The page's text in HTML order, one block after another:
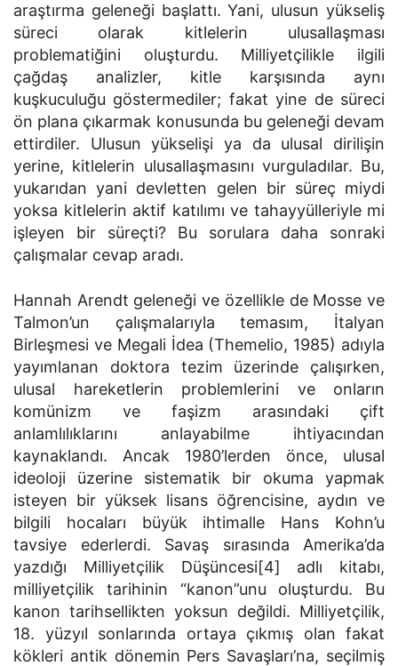
araştırma geleneği başlattı. Yani, ulusun yükseliş
süreci olarak kitlelerin ulusallaşması
problematiğini oluşturdu. Milliyetçilikle ilgili
çağdaş analizler, kitle karşısında aynı
kuşkuculuğu göstermediler; fakat yine de süreci
ön plana çıkarmak konusunda bu geleneği devam
ettirdiler. Ulusun yükselişi ya da ulusal dirilişin
yerine, kitlelerin ulusallaşmasını vurguladılar. Bu,
yukarıdan yani devletten gelen bir süreç miydi
yoksa kitlelerin aktif katılımı ve tahayyülleriyle mi
işleyen bir süreçti? Bu sorulara daha sonraki
çalışmalar cevap aradı.
Hannah Arendt geleneği ve özellikle de Mosse ve
Talmon’un çalışmalarıyla temasım, İtalyan
Birleşmesi ve Megali İdea (Themelio, 1985) adıyla
yayımlanan doktora tezim üzerinde çalışırken,
ulusal hareketlerin problemlerini ve onların
komünizm ve faşizm arasındaki çift
anlamlılıklarını anlayabilme ihtiyacından
kaynaklandı. Ancak 1980’lerden önce, ulusal
ideoloji üzerine sistematik bir okuma yapmak
isteyen bir yüksek lisans öğrencisine, aydın ve
bilgili hocaları büyük ihtimalle Hans Kohn’u
tavsiye ederlerdi. Savaş sırasında Amerika’da
yazdığı Milliyetçilik Düşüncesi[4] adlı kitabı,
milliyetçilik tarihinin “kanon”unu oluşturdu. Bu
kanon tarihsellikten yoksun değildi. Milliyetçilik,
18. yüzyıl sonlarında ortaya çıkmış olan fakat
kökleri antik dönemin Pers Savaşları’na, seçilmiş